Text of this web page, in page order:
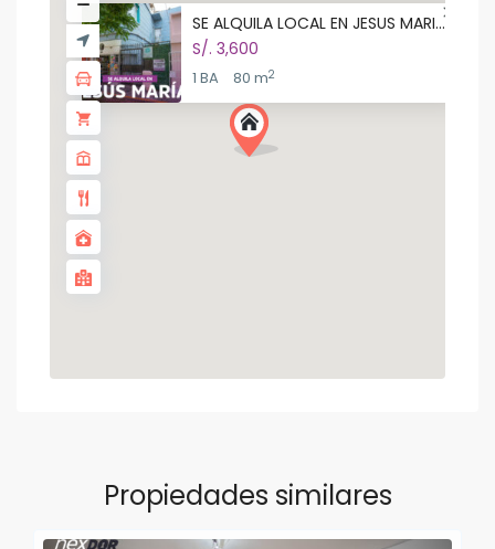
SE ALQUILA LOCAL EN JESUS MARI...
S/. 3,600
1 BA 80 m2
Propiedades similares